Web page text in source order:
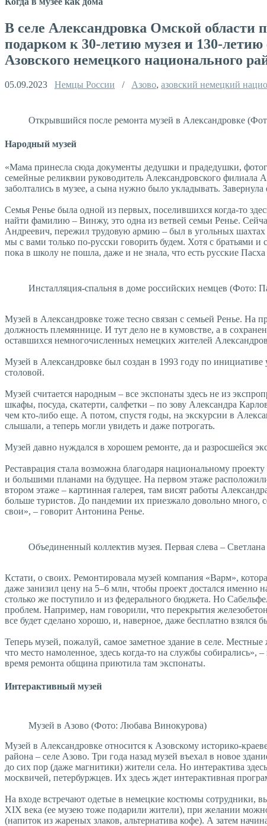
В селе Александровка Омской области
подарком к 30-летию музея и 130-
Азовского немецкого национального
05.09.2023 Немцы России / Азово, азовский немецкий
Открывшийся после ремонта музей в Александровке
Народный музей
«Мама принесла сюда документы дедушки и прадедушки,
семейные реликвии руководитель Александровского филиала
заболтались в музее, а сына нужно было укладывать.
Семья Ренье была одной из первых, поселившихся когда-то
найти фамилию – Винжу, это одна из ветвей семьи Ренье.
Андреевич, пережил трудовую армию – был в угольных шахтах
мы с вами только по-русски говорить будем. Хотя с братьями
пока в школу не пошла, даже и не знала, что есть русские
Инсталляция-спальня в доме российских немцев (Фото:
Музей в Александровке тоже тесно связан с семьей Ренье. На
должность племяннице. И тут дело не в кумовстве, а в
оставшихся немногочисленных немецких жителей
Музей в Александровке был создан в 1993 году по
столовой.
Музей считается народным – все экспонаты здесь не из
шкафы, посуда, скатерти, салфетки – по зову Александра
чем кто-либо еще. А потом, спустя годы, на экскурсии в
слышали, а теперь могли увидеть и даже потрогать.
Музей давно нуждался в хорошем ремонте, да и разросшейся
Реставрация стала возможна благодаря национальному
и большими планами на будущее. На первом этаже
втором этаже – картинная галерея, там висят работы
больше туристов. До пандемии их приезжало довольно много,
свои», – говорит Антонина Ренье.
Объединенный коллектив музея. Первая слева –
Кстати, о своих. Ремонтировала музей компания «Варм»,
даже занизил цену на 5–6 млн, чтобы проект достался
столько же поступило и из федерального бюджета. Но
проблем. Например, нам говорили, что перекрытия
все будет сделано хорошо, и, наверное, даже бесплатно взялся
Теперь музей, пожалуй, самое заметное здание в селе.
что место намоленное, здесь когда-то на службы
время ремонта община при­ютила там экспонаты.
Интерактивный музей
Музей в Азово (Фото: Любава Винокурова)
Музей в Александровке относится к Азовскому историко-
района – селе Азово. Три года назад музей въехал в новое
до сих пор (даже магнитики) жители села. Но интерактива
москвичей, петербуржцев. Их здесь ждет интерактивная
На входе встречают одетые в немецкие костюмы сотрудники,
XIX века (ее музею тоже подарили жители), при желании можно
(напиток из жареных злаков, альтернатива кофе). А затем